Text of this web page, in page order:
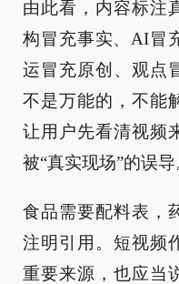
由此看，内容标注
构冒充事实、AI冒
运冒充原创、观点
不是万能的，不能
让用户先看清视频
被“真实现场”的误导
食品需要配料表，
注明引用。短视频
重要来源，也应当